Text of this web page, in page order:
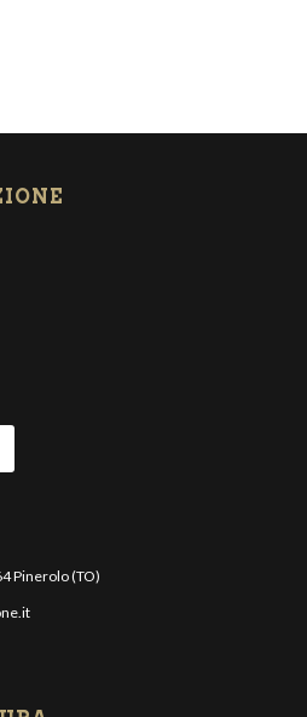
Pinerolo (TO)